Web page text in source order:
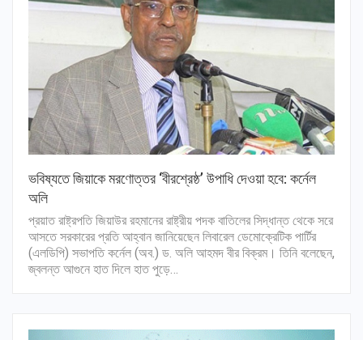
ভবিষ্যতে জিয়াকে মরণোত্তর ‘বীরশ্রেষ্ঠ’ উপাধি দেওয়া হবে: কর্নেল
অলি
প্রয়াত রাষ্ট্রপতি জিয়াউর রহমানের রাষ্ট্রীয় পদক বাতিলের সিদ্ধান্ত থেকে সরে
আসতে সরকারের প্রতি আহ্বান জানিয়েছেন লিবারেল ডেমোক্রেটিক পার্টির
(এলডিপি) সভাপতি কর্নেল (অব.) ড. অলি আহমদ বীর বিক্রম। তিনি বলেছেন,
জ্বলন্ত আগুনে হাত দিলে হাত পুড়ে…